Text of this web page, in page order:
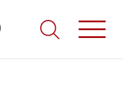
Onde as notícias
na Saúde!